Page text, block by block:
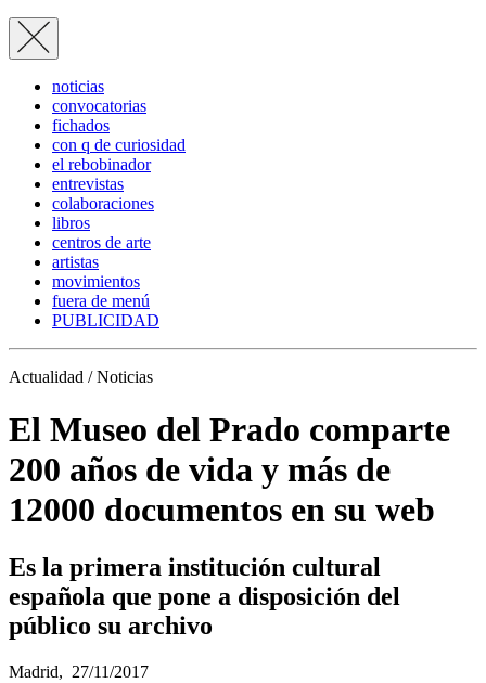
noticias
convocatorias
fichados
con q de curiosidad
el rebobinador
entrevistas
colaboraciones
libros
centros de arte
artistas
movimientos
fuera de menú
PUBLICIDAD
Actualidad / Noticias
El Museo del Prado comparte
200 años de vida y más de
12000 documentos en su web
Es la primera institución cultural
española que pone a disposición del
público su archivo
Madrid, 27/11/2017